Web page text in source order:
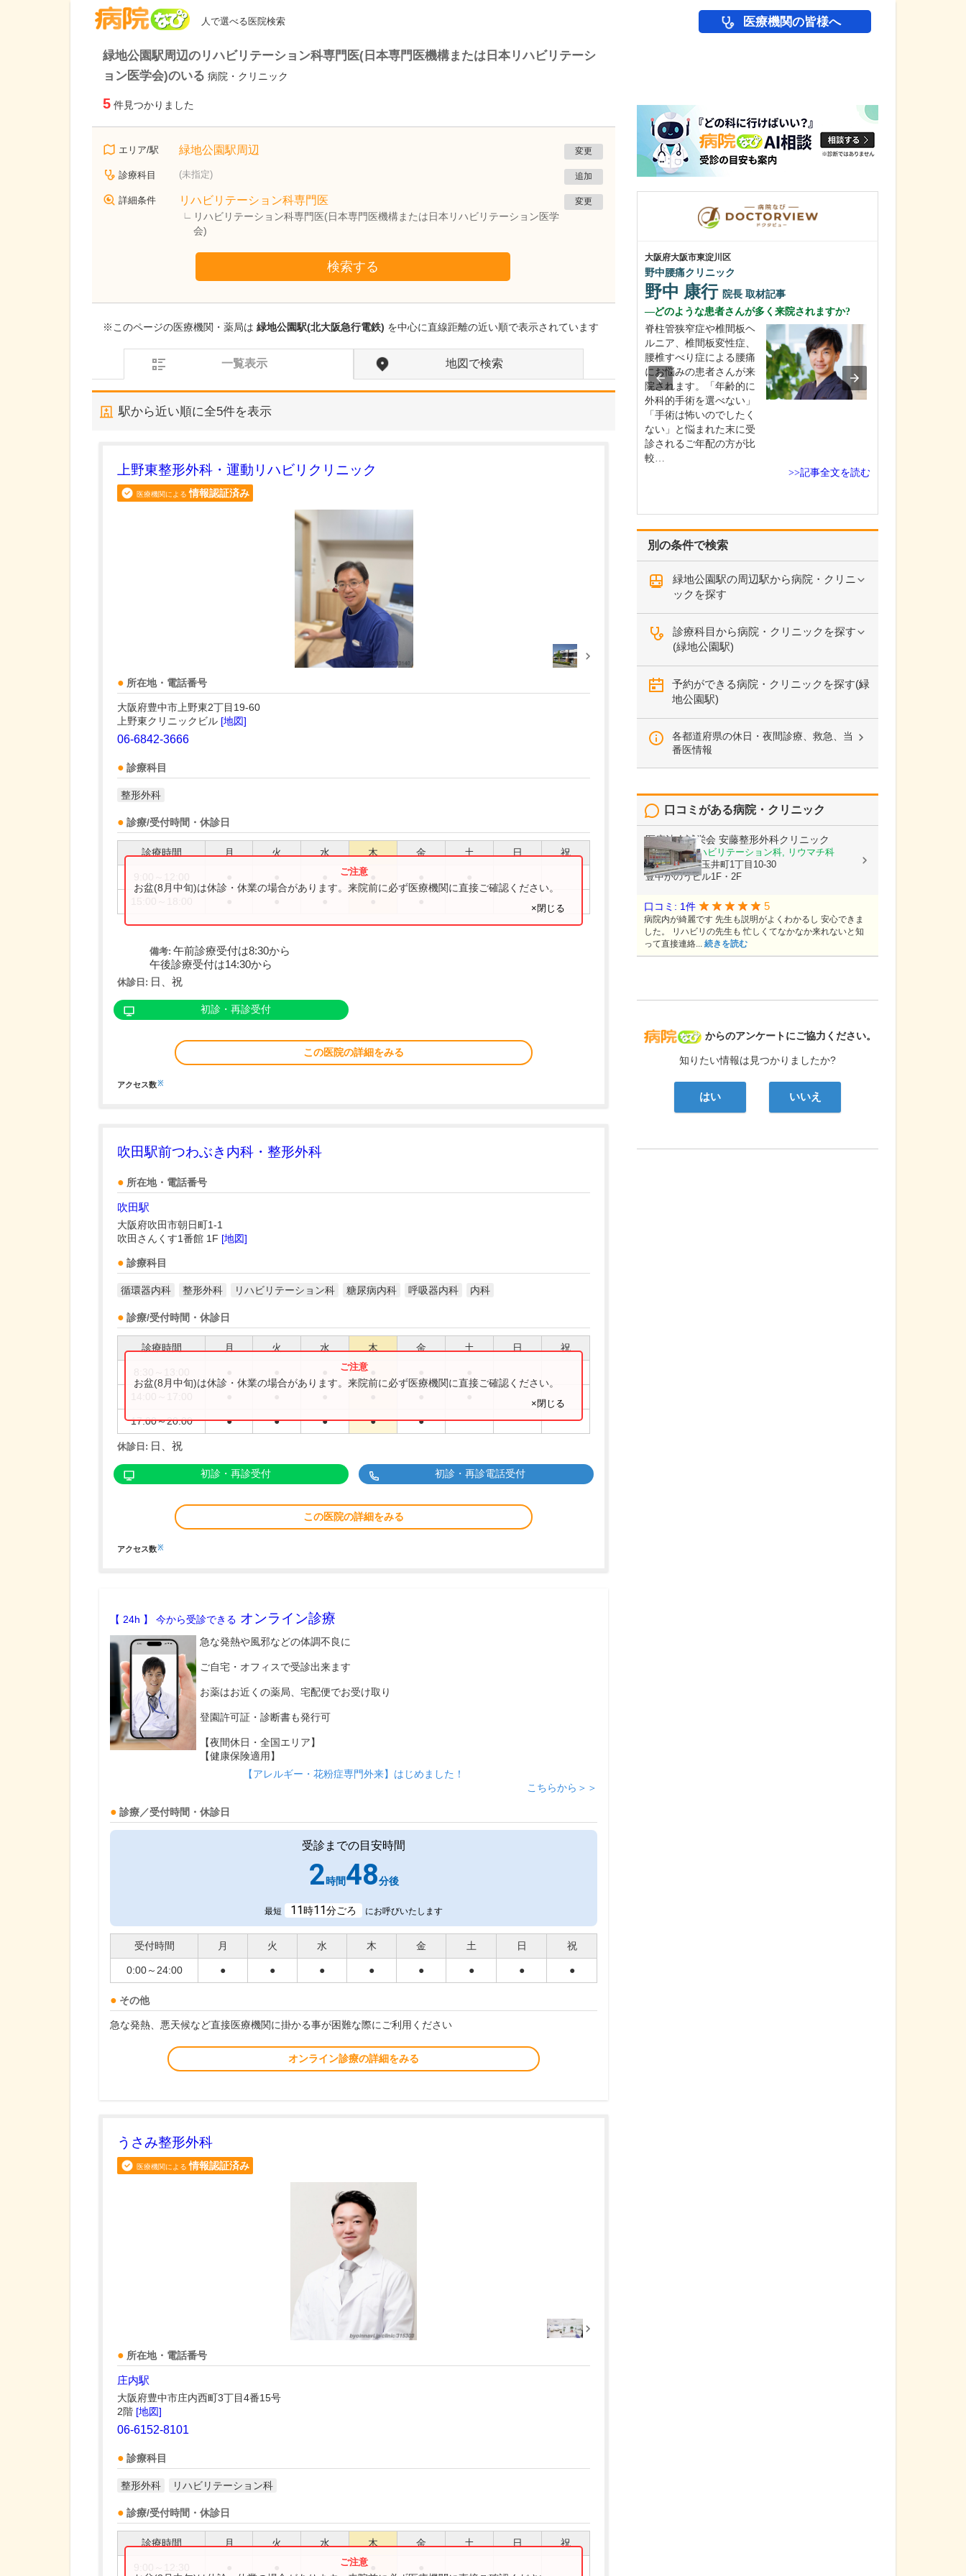
人で選べる医院検索 医療機関の皆様へ
緑地公園駅周辺のリハビリテーション科専門医(日本専門医機構または日本リハビリテーシ
ョン医学会)のいる 病院・クリニック
5 件見つかりました
エリア/駅 緑地公園駅周辺 変更
診療科目 (未指定) 追加
詳細条件 リハビリテーション科専門医
リハビリテーション科専門医(日本専門医機構または日本リハビリテーション医学
会)
変更
検索する
※このページの医療機関・薬局は 緑地公園駅(北大阪急行電鉄) を中心に直線距離の近い順で表示されています
一覧表示 地図で検索
駅から近い順に全5件を表示
上野東整形外科・運動リハビリクリニック
医療機関による 情報認証済み
所在地・電話番号
大阪府豊中市上野東2丁目19-60
上野東クリニックビル [地図]
06-6842-3666
診療科目
整形外科
診療/受付時間・休診日
診療時間 月 火 水 木 金 土 日 祝
お盆(8月中旬)は休診・休業の場合があります。来院前に必ず医療機関に直接ご確認ください。
×閉じる
備考: 午前診療受付は8:30から
午後診療受付は14:30から
休診日: 日、祝
初診・再診受付
この医院の詳細をみる
アクセス数※
吹田駅前つわぶき内科・整形外科
所在地・電話番号
吹田駅
大阪府吹田市朝日町1-1
吹田さんくす1番館 1F [地図]
診療科目
循環器内科 整形外科 リハビリテーション科 糖尿病内科 呼吸器内科 内科
診療/受付時間・休診日
診療時間 月 火 水 木 金 土 日 祝
17:00～20:00 ● ● ● ● ●
お盆(8月中旬)は休診・休業の場合があります。来院前に必ず医療機関に直接ご確認ください。
×閉じる
休診日: 日、祝
初診・再診受付 初診・再診電話受付
この医院の詳細をみる
アクセス数※
【 24h 】 今から受診できる オンライン診療
急な発熱や風邪などの体調不良に
ご自宅・オフィスで受診出来ます
お薬はお近くの薬局、宅配便でお受け取り
登園許可証・診断書も発行可
【夜間休日・全国エリア】
【健康保険適用】
【アレルギー・花粉症専門外来】はじめました！
こちらから＞＞
診療／受付時間・休診日
受診までの目安時間
2時間48分後
最短 11時11分ごろ にお呼びいたします
受付時間 月 火 水 木 金 土 日 祝
0:00～24:00 ● ● ● ● ● ● ● ●
その他
急な発熱、悪天候など直接医療機関に掛かる事が困難な際にご利用ください
オンライン診療の詳細をみる
うさみ整形外科
医療機関による 情報認証済み
所在地・電話番号
庄内駅
大阪府豊中市庄内西町3丁目4番15号
2階 [地図]
06-6152-8101
診療科目
整形外科 リハビリテーション科
診療/受付時間・休診日
診療時間 月 火 水 木 金 土 日 祝
別の条件で検索
緑地公園駅の周辺駅から病院・クリニ
ックを探す
診療科目から病院・クリニックを探す
(緑地公園駅)
予約ができる病院・クリニックを探す(緑
地公園駅)
各都道府県の休日・夜間診療、救急、当
番医情報
病院なび
からのアンケートにご協力ください。
知りたい情報は見つかりましたか?
はい いいえ
口コミがある病院・クリニック
医療法人誠栄会 安藤整形外科クリニック
整形外科, リハビリテーション科, リウマチ科
大阪府豊中市玉井町1丁目10-30
豊中かのうビル1F・2F
口コミ: 1件 5
病院内が綺麗です 先生も説明がよくわかるし 安心できま
した。 リハビリの先生も 忙しくてなかなか来れないと知
って直接連絡... 続きを読む
うですね。この場所を選んだ理由を教えてくださ
自分の健康について過信
しがちな若い世代の人た
大阪府大阪市東淀川区
野中腰痛クリニック
野中 康行 院長 取材記事
どのような患者さんが多く来院されますか?
脊柱管狭窄症や椎間板ヘ
ルニア、椎間板変性症、
腰椎すべり症による腰痛
にお悩みの患者さんが来
院されます。「年齢的に
外科的手術を選べない」
「手術は怖いのでしたく
ない」と悩まれた末に受
診されるご年配の方が比
較…
>>記事全文を読む